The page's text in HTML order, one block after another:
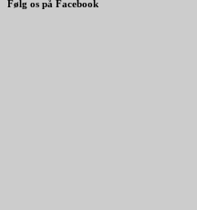
Følg os på Facebook